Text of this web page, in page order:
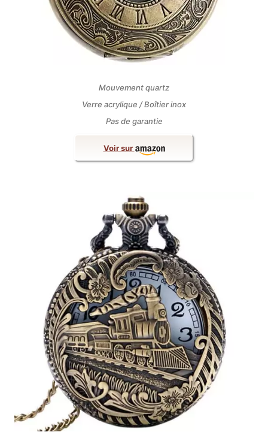
Mouvement quartz
Verre acrylique / Boîtier inox
Pas de garantie
Voir sur